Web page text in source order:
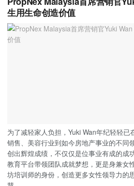
生用生命创造价值
为了减轻家人负担，Yuki Wan年纪轻轻已
销售、美容行业到如今房地产事业的不同
创出辉煌成绩，不仅仅是位事业有成的成
教育平台带领团队成就梦想，更是身兼女
坊培训师的身份，创造更多女性领导力的